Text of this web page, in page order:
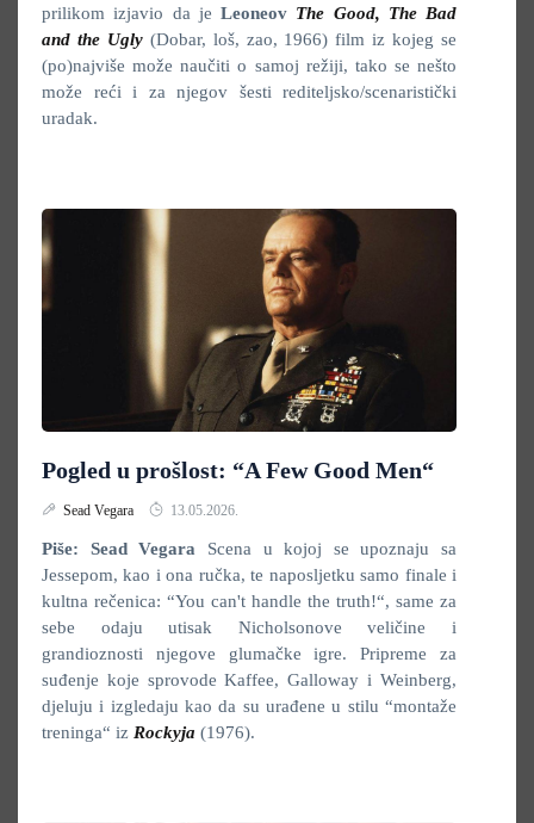
prilikom izjavio da je Leoneov The Good, The Bad
and the Ugly (Dobar, loš, zao, 1966) film iz kojeg se
(po)najviše može naučiti o samoj režiji, tako se nešto
može reći i za njegov šesti rediteljsko/scenaristički
uradak.
Pogled u prošlost: “A Few Good Men“
Sead Vegara 13.05.2026.
Piše: Sead Vegara Scena u kojoj se upoznaju sa
Jessepom, kao i ona ručka, te naposljetku samo finale i
kultna rečenica: “You can't handle the truth!“, same za
sebe odaju utisak Nicholsonove veličine i
grandioznosti njegove glumačke igre. Pripreme za
suđenje koje sprovode Kaffee, Galloway i Weinberg,
djeluju i izgledaju kao da su urađene u stilu “montaže
treninga“ iz Rockyja (1976).